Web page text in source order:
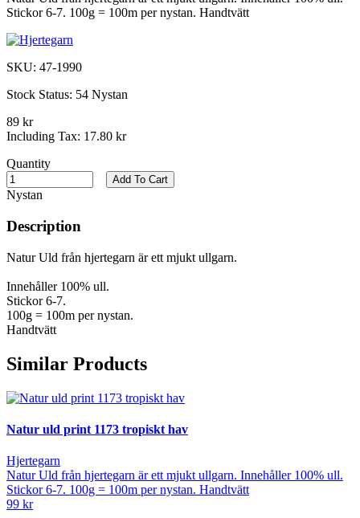
Stickor 6-7. 100g = 100m per nystan. Handtvätt
SKU: 47-1990
Stock Status: 54 Nystan
89 kr
Including Tax: 17.80 kr
Quantity
Nystan
Add To Cart
Description
Natur Uld från hjertegarn är ett mjukt ullgarn.
Innehåller 100% ull.
Stickor 6-7.
100g = 100m per nystan.
Handtvätt
Similar Products
Natur uld print 1173 tropiskt hav
Hjertegarn
Natur Uld från hjertegarn är ett mjukt ullgarn. Innehåller 100% ull.
Stickor 6-7. 100g = 100m per nystan. Handtvätt
99 kr